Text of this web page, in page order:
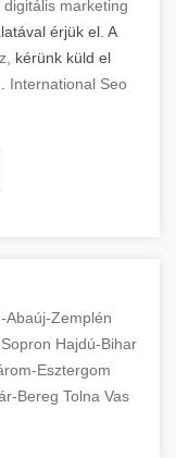
digitális marketing
érjük el. A
kérünk küld el
International Seo
Abaúj-Zemplén
Hajdú-Bihar
Esztergom
Bereg Tolna Vas